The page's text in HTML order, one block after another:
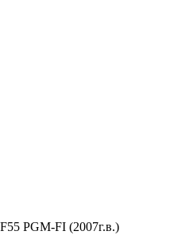
PGM-FI (2007г.в.)